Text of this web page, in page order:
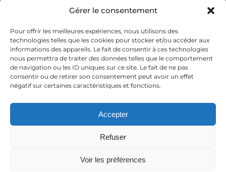
Gérer le consentement
Pour offrir les meilleures expériences, nous utilisons des
technologies telles que les cookies pour stocker et/ou accéder aux
informations des appareils. Le fait de consentir à ces technologies
nous permettra de traiter des données telles que le comportement
de navigation ou les ID uniques sur ce site. Le fait de ne pas
consentir ou de retirer son consentement peut avoir un effet
négatif sur certaines caractéristiques et fonctions.
Accepter
Refuser
Voir les préférences
Liens utiles
Contact
06 31 19 51 92
contact@lalucarnecreative.fr
77700 Magny le Hongre